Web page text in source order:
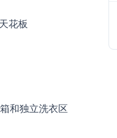
花板
和独立洗衣区